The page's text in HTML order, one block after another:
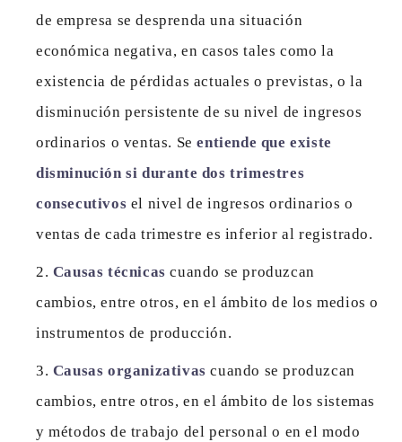
de empresa se desprenda una situación
económica negativa, en casos tales como la
existencia de pérdidas actuales o previstas, o la
disminución persistente de su nivel de ingresos
ordinarios o ventas. Seentiende que existe
disminución si durante dos trimestres
consecutivos el nivel de ingresos ordinarios o
ventas de cada trimestre es inferior al registrado.
Causas técnicas cuando se produzcan
cambios, entre otros, en el ámbito de los medios o
instrumentos de producción.
Causas organizativas cuando se produzcan
cambios, entre otros, en el ámbito de los sistemas
y métodos de trabajo del personal o en el modo